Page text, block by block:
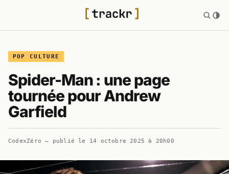
POP CULTURE
Spider-Man : une page
tournée pour Andrew
Garfield
CodexZéro — publié le 14 octobre 2025 à 20h00